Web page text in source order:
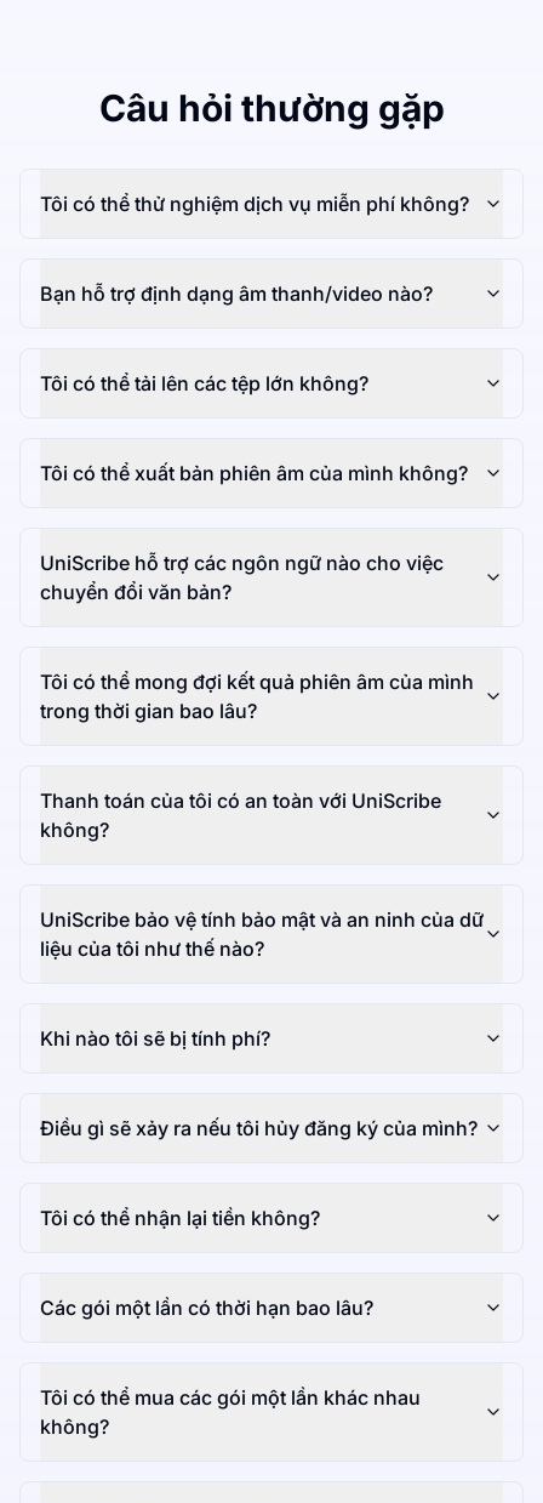
Câu hỏi thường gặp
Tôi có thể thử nghiệm dịch vụ miễn phí không?
Bạn hỗ trợ định dạng âm thanh/video nào?
Tôi có thể tải lên các tệp lớn không?
Tôi có thể xuất bản phiên âm của mình không?
UniScribe hỗ trợ các ngôn ngữ nào cho việc
chuyển đổi văn bản?
Tôi có thể mong đợi kết quả phiên âm của mình
trong thời gian bao lâu?
Thanh toán của tôi có an toàn với UniScribe
không?
UniScribe bảo vệ tính bảo mật và an ninh của dữ
liệu của tôi như thế nào?
Khi nào tôi sẽ bị tính phí?
Điều gì sẽ xảy ra nếu tôi hủy đăng ký của mình?
Tôi có thể nhận lại tiền không?
Các gói một lần có thời hạn bao lâu?
Tôi có thể mua các gói một lần khác nhau
không?